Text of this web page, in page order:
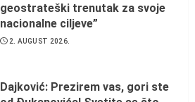
geostrateški trenutak za svoje
nacionalne ciljeve”
2. AUGUST 2026.
Dajković: Prezirem vas, gori ste